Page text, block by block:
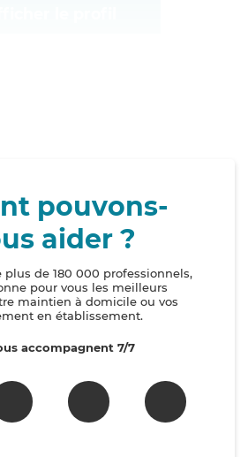
pouvons-
aider ?
plus de 180 000 professionnels,
pour vous les meilleurs
maintien à domicile ou vos
en établissement.
accompagnent 7/7